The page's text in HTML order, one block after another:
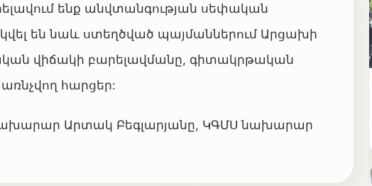
ենք անվտանգության սեփական
են նաև ստեղծված պայմաններում Արցախի
վիճակի բարելավմանը, գիտակրթական
հարցեր:
Արտակ Բեգլարյանը, ԿԳՄՍ նախարար